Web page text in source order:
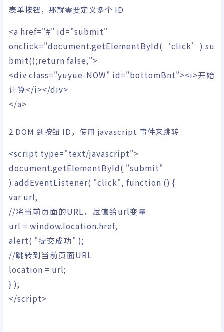
表单按钮，那就需要定义多个 ID
<a href="#" id="submit"
onclick="document.getElementById(‘click’).su
bmit();return false;">
<div class="yuyue-NOW" id="bottomBnt"><i>开始
计算</i></div>
</a>
2.DOM 到按钮 ID，使用 javascript 事件来跳转
<script type="text/javascript">
document.getElementById( "submit"
).addEventListener( "click", function () {
var url;
//将当前页面的URL，赋值给url变量
url = window.location.href;
alert( "提交成功" );
//跳转到当前页面URL
location = url;
} );
</script>